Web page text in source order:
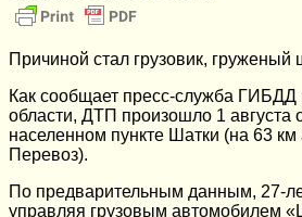
Причиной стал грузовик, груженый
Как сообщает пресс-служба ГИБДД
области, ДТП произошло 1 августа
населенном пункте Шатки (на 63
Перевоз).
По предварительным данным, 27-
управляя грузовым автомобилем